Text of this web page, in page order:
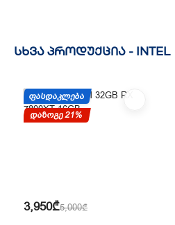
ᲡᲮᲕᲐ ᲞᲠᲝᲓᲣᲥᲪᲘᲐ - INTEL
ᲤᲐᲡᲓᲐᲙᲚᲔᲑᲐ
დაზოგე 21%
3,950₾5,000₾